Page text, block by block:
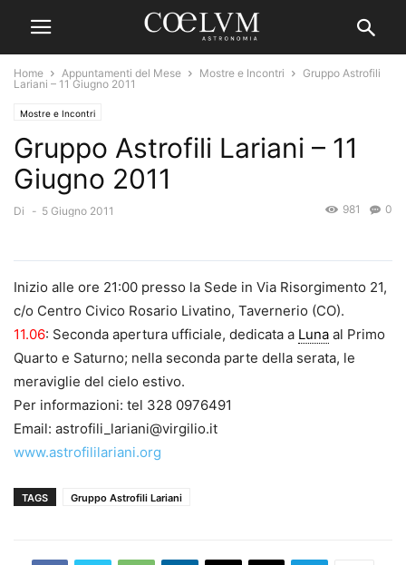
Home Appuntamenti del Mese Mostre e Incontri
Gruppo Astrofili
Lariani – 11 Giugno 2011
Mostre e Incontri
Gruppo Astrofili Lariani – 11
Giugno 2011
Di - 5 Giugno 2011 0
981
Inizio alle ore 21:00 presso la Sede in Via Risorgimento 21,
c/o Centro Civico Rosario Livatino, Tavernerio (CO).
11.06: Seconda apertura ufficiale, dedicata a Luna al Primo
Quarto e Saturno; nella seconda parte della serata, le
meraviglie del cielo estivo.
Per informazioni: tel 328 0976491
Email: astrofili_lariani@virgilio.it
www.astrofililariani.org
TAGS Gruppo Astrofili Lariani